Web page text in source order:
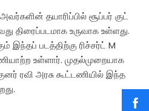
தயாரிப்பில் சூப்பர் குட்
திரைப்படமாக உருவாக உள்ளது.
இந்தப் படத்திற்கு ரிச்சர்ட் M
உள்ளார். முதல்முறையாக
ரவி அரசு கூட்டணியில் இந்த